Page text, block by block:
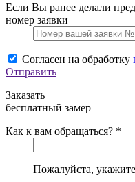
Если Вы ранее делали
номер заявки
Согласен на обработку
Отправить
Заказать
бесплатный замер
Как к вам обращаться? *
Пожалуйста,